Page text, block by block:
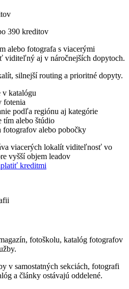
390 kreditov
alebo fotografa s viacerými
viditeľný aj v náročnejších dopytoch.
silnejší routing a prioritné dopyty.
v katalógu
fotenia
podľa regiónu aj kategórie
tím alebo štúdio
fotografov alebo pobočky
viacerých lokalít viditeľnosť vo
vyšší objem leadov
kreditmi
fotoškolu, katalóg fotografov
v samostatných sekciách, fotografi
a články ostávajú oddelené.